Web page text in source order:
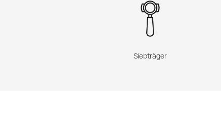
Siebträger